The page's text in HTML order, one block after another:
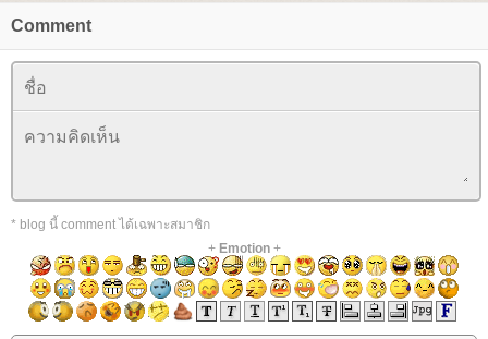
Comment
* blog นี้ comment ได้เฉพาะสมาชิก
+ Emotion+